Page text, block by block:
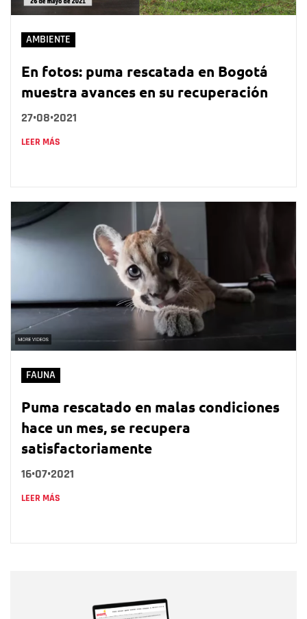
AMBIENTE
En fotos: puma rescatada en Bogotá
muestra avances en su recuperación
27•08•2021
LEER MÁS
FAUNA
Puma rescatado en malas condiciones
hace un mes, se recupera
satisfactoriamente
16•07•2021
LEER MÁS